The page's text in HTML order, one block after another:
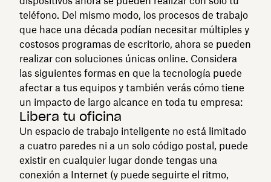
teléfono. Del mismo modo, los procesos de trabajo
que hace una década podían necesitar múltiples y
costosos programas de escritorio, ahora se pueden
realizar con soluciones únicas online. Considera
las siguientes formas en que la tecnología puede
afectar a tus equipos y también verás cómo tiene
un impacto de largo alcance en toda tu empresa:
Libera tu oficina
Un espacio de trabajo inteligente no está limitado
a cuatro paredes ni a un solo código postal, puede
existir en cualquier lugar donde tengas una
conexión a Internet (y puede seguirte el ritmo,